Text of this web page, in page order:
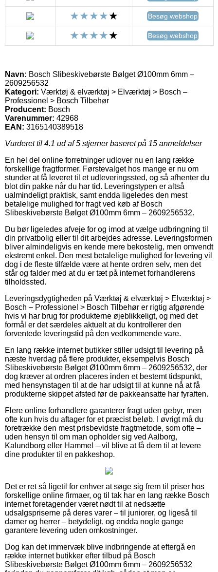
Besøg webshop
Besøg webshop
Navn: Bosch Slibeskivebørste Bølget Ø100mm 6mm –
2609256532
Kategori: Værktøj & elværktøj > Elværktøj > Bosch –
Professionel > Bosch Tilbehør
Producent: Bosch
Varenummer: 42968
EAN: 3165140389518
Vurderet til 4.1 ud af 5 stjerner baseret på 15 anmeldelser
En hel del online forretninger udlover nu en lang række
forskellige fragtformer. Førstevalget hos mange er nu om
stunder at få leveret til et udleveringssted, og så afhenter du
blot din pakke når du har tid. Leveringstypen er altså
ualmindeligt praktisk, samt endda ligeledes den mest
betalelige mulighed for fragt ved køb af Bosch
Slibeskivebørste Bølget Ø100mm 6mm – 2609256532.
Du bør ligeledes afveje for og imod at vælge udbringning til
din privatbolig eller til dit arbejdes adresse. Leveringsformen
bliver almindeligvis en kende mere bekostelig, men omvendt
ekstremt enkel. Den mest betalelige mulighed for levering vil
dog i de fleste tilfælde være at hente ordren selv, men det
står og falder med at du er tæt på internet forhandlerens
tilholdssted.
Leveringsdygtigheden på Værktøj & elværktøj > Elværktøj >
Bosch – Professionel > Bosch Tilbehør er rigtig afgørende
hvis vi har brug for produkterne øjeblikkeligt, og med det
formål er det særdeles aktuelt at du kontrollerer den
forventede leveringstid på den vedkommende vare.
En lang række internet butikker stiller udsigt til levering på
næste hverdag på flere produkter, eksempelvis Bosch
Slibeskivebørste Bølget Ø100mm 6mm – 2609256532, der
dog kræver at ordren placeres inden et bestemt tidspunkt,
med hensynstagen til at de har udsigt til at kunne nå at få
produkterne skippet afsted før de pakkeansatte har fyraften.
Flere online forhandlere garanterer fragt uden gebyr, men
ofte kun hvis du aftager for et præcist beløb. I øvrigt må du
foretrække den mest prisbevidste fragtmetode, som ofte –
uden hensyn til om man opholder sig ved Aalborg,
Kalundborg eller Hammel – vil blive at få dem til at levere
dine produkter til en pakkeshop.
Det er ret så ligetil for enhver at søge sig frem til priser hos
forskellige online firmaer, og til tak har en lang række Bosch
internet foretagender været nødt til at nedsætte
udsalgspriserne på deres varer – til juniorer, og ligeså til
damer og herrer – betydeligt, og endda nogle gange
garantere levering uden omkostninger.
Dog kan det immervæk blive indbringende at eftergå en
række internet butikker efter tilbud på Bosch
Slibeskivebørste Bølget Ø100mm 6mm – 2609256532